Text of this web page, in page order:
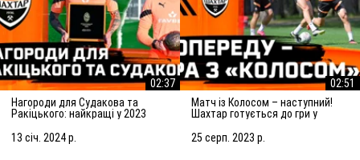
02:37
Нагороди для Судакова та
Ракіцького: найкращі у 2023
13 січ. 2024 р.
02:51
Матч із Колосом – наступний!
Шахтар готується до гри у
25 серп. 2023 р.